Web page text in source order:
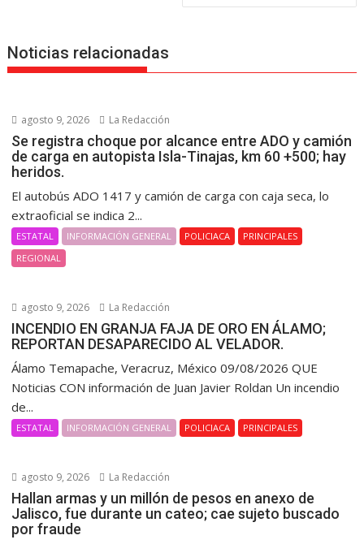
Noticias relacionadas
agosto 9, 2026 La Redacción
Se registra choque por alcance entre ADO y camión
de carga en autopista Isla-Tinajas, km 60 +500; hay
heridos.
El autobús ADO 1417 y camión de carga con caja seca, lo
extraoficial se indica 2...
ESTATAL INFORMACIÓN GENERAL POLICIACA
PRINCIPALES
REGIONAL
agosto 9, 2026 La Redacción
INCENDIO EN GRANJA FAJA DE ORO EN ÁLAMO;
REPORTAN DESAPARECIDO AL VELADOR.
Álamo Temapache, Veracruz, México 09/08/2026 QUE
Noticias CON información de Juan Javier Roldan Un incendio
de...
ESTATAL INFORMACIÓN GENERAL POLICIACA PRINCIPALES
agosto 9, 2026 La Redacción
Hallan armas y un millón de pesos en anexo de
Jalisco, fue durante un cateo; cae sujeto buscado
por fraude